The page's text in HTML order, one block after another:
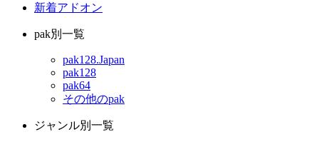
新着アドオン
pak別一覧
pak128.Japan
pak128
pak64
その他のpak
ジャンル別一覧